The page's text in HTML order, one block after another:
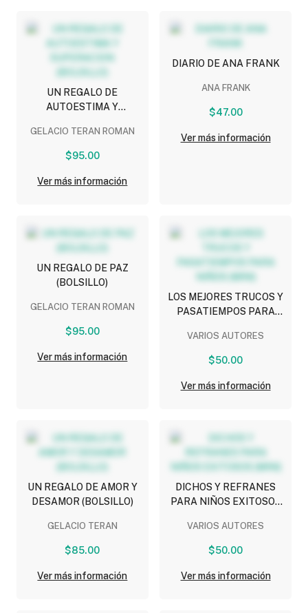
UN REGALO DE
AUTOESTIMA Y
GELACIO TERAN ROMAN
$95.00
Ver más información
DIARIO DE ANA FRANK
ANA FRANK
$47.00
Ver más información
UN REGALO DE PAZ
(BOLSILLO)
GELACIO TERAN ROMAN
$95.00
Ver más información
LOS MEJORES TRUCOS Y
PASATIEMPOS PARA
VARIOS AUTORES
$50.00
Ver más información
UN REGALO DE AMOR Y
DESAMOR (BOLSILLO)
GELACIO TERAN
$85.00
Ver más información
DICHOS Y REFRANES
PARA NIÑOS EXITOSOS
VARIOS AUTORES
$50.00
Ver más información